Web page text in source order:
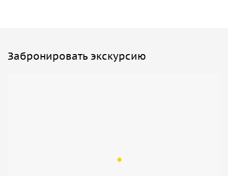
Забронировать экскурсию